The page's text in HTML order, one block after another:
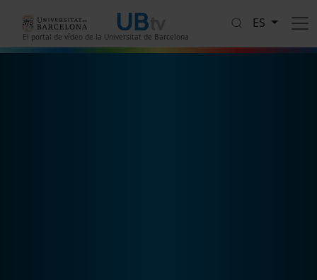
El portal de vídeo de la Universitat de Barcelona
ES